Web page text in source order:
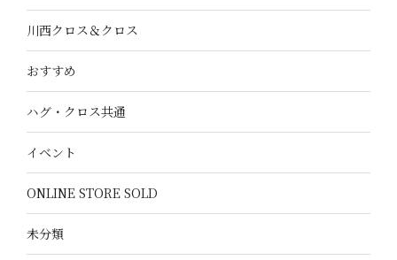
川西クロス＆クロス
おすすめ
ハグ・クロス共通
イベント
ONLINE STORE SOLD
未分類